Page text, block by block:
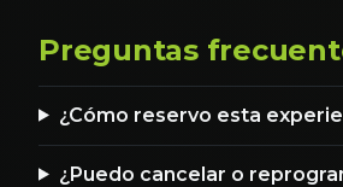
Preguntas
¿Cómo reservo esta
¿Puedo cancelar o